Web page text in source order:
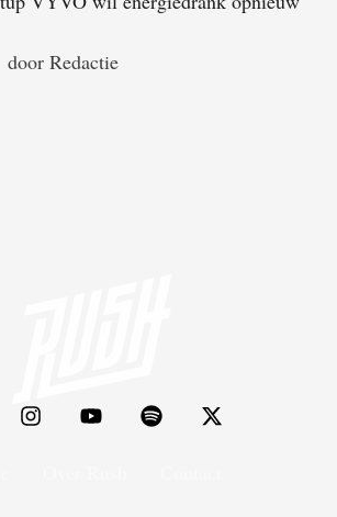
door Redactie